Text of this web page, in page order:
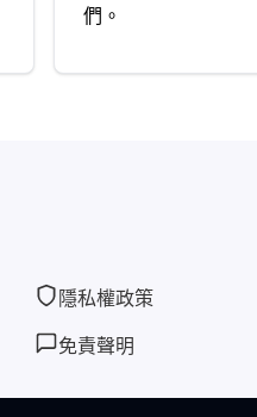
們。
隱私權政策
免責聲明